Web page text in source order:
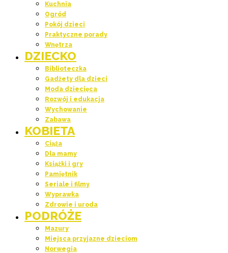
Kuchnia
Ogród
Pokój dzieci
Praktyczne porady
Wnętrza
DZIECKO
Biblioteczka
Gadżety dla dzieci
Moda dziecięca
Rozwój i edukacja
Wychowanie
Zabawa
KOBIETA
Ciąża
Dla mamy
Książki i gry
Pamiętnik
Seriale i filmy
Wyprawka
Zdrowie i uroda
PODRÓŻE
Mazury
Miejsca przyjazne dzieciom
Norwegia